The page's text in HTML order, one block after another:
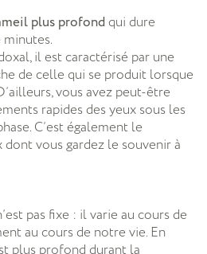
plus profond qui dure
minutes.
il est caractérisé par une
de celle qui se produit lorsque
vous avez peut-être
rapides des yeux sous les
C’est également le
dont vous gardez le souvenir à
pas fixe : il varie au cours de
au cours de notre vie. En
plus profond durant la